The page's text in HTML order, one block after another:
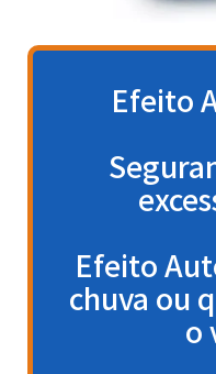
Efeito
Efeito
chuva ou
o